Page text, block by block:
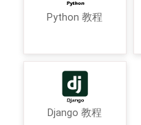
Python 教程
Django 教程